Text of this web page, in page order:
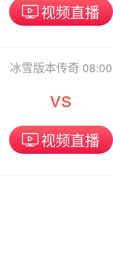
视频直播
冰雪版本传奇 08:00
vs
视频直播